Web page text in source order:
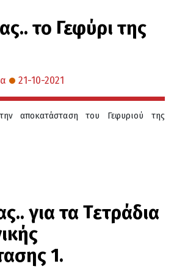
το Γεφύρι της
21-10-2021
αποκατάσταση του Γεφυριού της
για τα Τετράδια
1.